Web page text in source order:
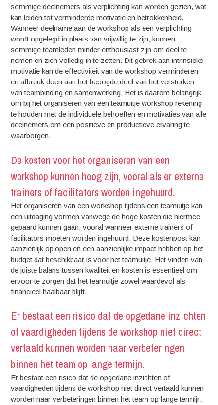
sommige deelnemers als verplichting kan worden gezien, wat
kan leiden tot verminderde motivatie en betrokkenheid.
Wanneer deelname aan de workshop als een verplichting
wordt opgelegd in plaats van vrijwillig te zijn, kunnen
sommige teamleden minder enthousiast zijn om deel te
nemen en zich volledig in te zetten. Dit gebrek aan intrinsieke
motivatie kan de effectiviteit van de workshop verminderen
en afbreuk doen aan het beoogde doel van het versterken
van teambinding en samenwerking. Het is daarom belangrijk
om bij het organiseren van een teamuitje workshop rekening
te houden met de individuele behoeften en motivaties van alle
deelnemers om een positieve en productieve ervaring te
waarborgen.
De kosten voor het organiseren van een
workshop kunnen hoog zijn, vooral als er externe
trainers of facilitators worden ingehuurd.
Het organiseren van een workshop tijdens een teamuitje kan
een uitdaging vormen vanwege de hoge kosten die hiermee
gepaard kunnen gaan, vooral wanneer externe trainers of
facilitators moeten worden ingehuurd. Deze kostenpost kan
aanzienlijk oplopen en een aanzienlijke impact hebben op het
budget dat beschikbaar is voor het teamuitje. Het vinden van
de juiste balans tussen kwaliteit en kosten is essentieel om
ervoor te zorgen dat het teamuitje zowel waardevol als
financieel haalbaar blijft.
Er bestaat een risico dat de opgedane inzichten
of vaardigheden tijdens de workshop niet direct
vertaald kunnen worden naar verbeteringen
binnen het team op lange termijn.
Er bestaat een risico dat de opgedane inzichten of
vaardigheden tijdens de workshop niet direct vertaald kunnen
worden naar verbeteringen binnen het team op lange termijn.